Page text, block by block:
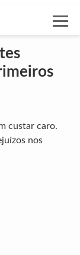
custar caro.
nos